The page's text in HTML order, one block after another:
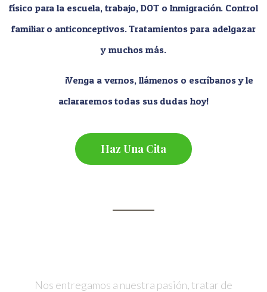
físico para la escuela, trabajo, DOT o Inmigración. Control
familiar o anticonceptivos. Tratamientos para adelgazar
y muchos más.
¡Venga a vernos, llámenos o escríbanos y le
aclararemos todas sus dudas hoy!
Haz Una Cita
Nos entregamos a nuestra pasión, tratar de